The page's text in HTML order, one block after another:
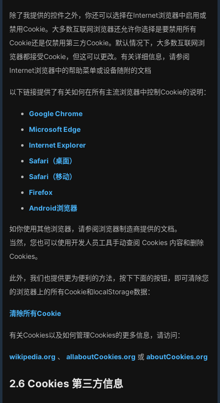
除了我提供的控件之外，你还可以选择在Internet浏览器中启用或
禁用Cookie。大多数互联网浏览器还允许你选择是要禁用所有
Cookie还是仅禁用第三方Cookie。默认情况下，大多数互联网浏
览器都接受Cookie，但这可以更改。有关详细信息，请参阅
Internet浏览器中的帮助菜单或设备随附的文档
以下链接提供了有关如何在所有主流浏览器中控制Cookie的说明：
Google Chrome
Microsoft Edge
Internet Explorer
Safari（桌面）
Safari（移动）
Firefox
Android浏览器
如你使用其他浏览器，请参阅浏览器制造商提供的文档。
当然，您也可以使用开发人员工具手动查阅 Cookies 内容和删除
Cookies。
此外，我们也提供更为便利的方法，按下下面的按钮，即可清除您
的浏览器上的所有Cookie和localStorage数据：
清除所有Cookie
有关Cookies以及如何管理Cookies的更多信息，请访问：
wikipedia.org 、 allaboutCookies.org 或 aboutCookies.org
2.6 Cookies 第三方信息